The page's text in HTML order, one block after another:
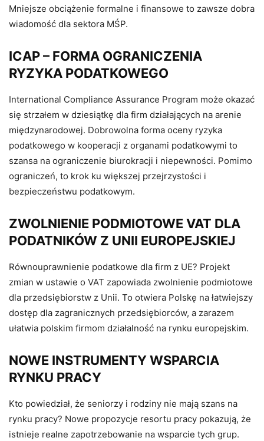
Mniejsze obciążenie formalne i finansowe to zawsze dobra
wiadomość dla sektora MŚP.
ICAP – FORMA OGRANICZENIA
RYZYKA PODATKOWEGO
International Compliance Assurance Program może okazać
się strzałem w dziesiątkę dla firm działających na arenie
międzynarodowej. Dobrowolna forma oceny ryzyka
podatkowego w kooperacji z organami podatkowymi to
szansa na ograniczenie biurokracji i niepewności. Pomimo
ograniczeń, to krok ku większej przejrzystości i
bezpieczeństwu podatkowym.
ZWOLNIENIE PODMIOTOWE VAT DLA
PODATNIKÓW Z UNII EUROPEJSKIEJ
Równouprawnienie podatkowe dla firm z UE? Projekt
zmian w ustawie o VAT zapowiada zwolnienie podmiotowe
dla przedsiębiorstw z Unii. To otwiera Polskę na łatwiejszy
dostęp dla zagranicznych przedsiębiorców, a zarazem
ułatwia polskim firmom działalność na rynku europejskim.
NOWE INSTRUMENTY WSPARCIA
RYNKU PRACY
Kto powiedział, że seniorzy i rodziny nie mają szans na
rynku pracy? Nowe propozycje resortu pracy pokazują, że
istnieje realne zapotrzebowanie na wsparcie tych grup.